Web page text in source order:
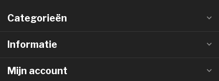
Categorieën
Informatie
Mijn account